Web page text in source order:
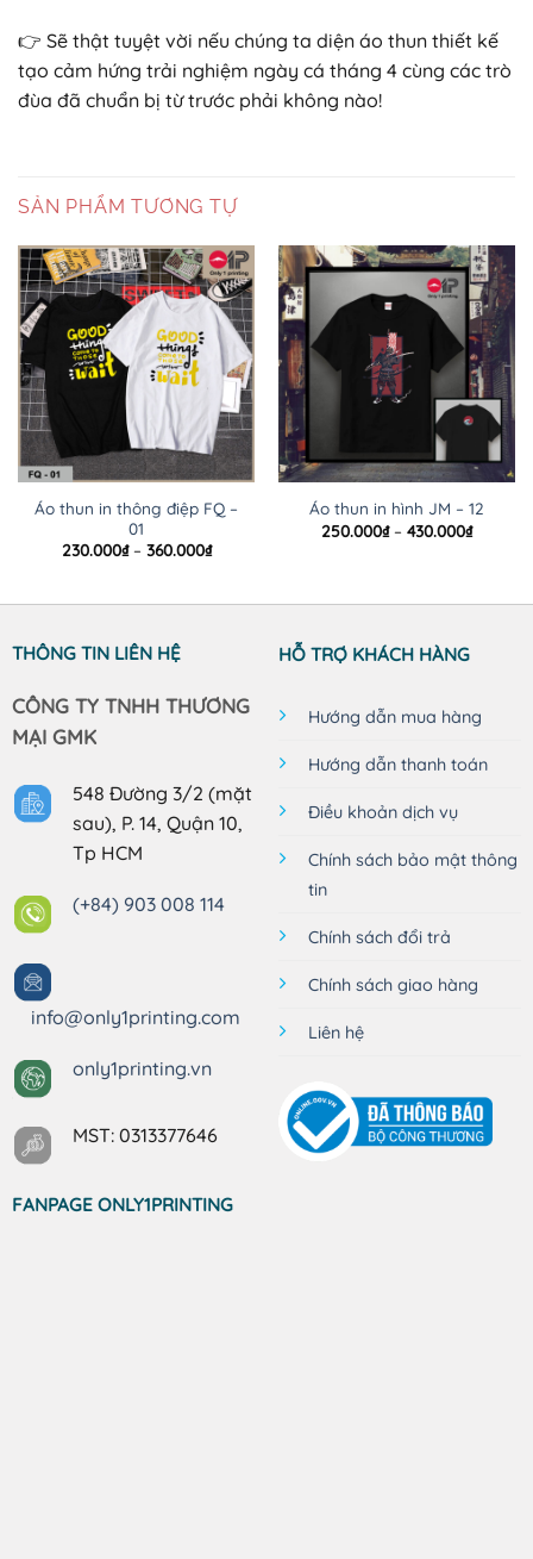
👉 Sẽ thật tuyệt vời nếu chúng ta diện áo thun thiết kế
tạo cảm hứng trải nghiệm ngày cá tháng 4 cùng các trò
đùa đã chuẩn bị từ trước phải không nào!
SẢN PHẨM TƯƠNG TỰ
Áo thun in thông điệp FQ –
01
230.000₫ – 360.000₫Khoảng
đến
Áo thun in hình JM – 12
250.000₫ – 430.000₫Khoảng
THÔNG TIN LIÊN HỆ
CÔNG TY TNHH THƯƠNG
MẠI GMK
548 Đường 3/2 (mặt
sau), P. 14, Quận 10,
Tp HCM
(+84) 903 008 114
info@only1printing.com
only1printing.vn
MST: 0313377646
HỖ TRỢ KHÁCH HÀNG
Hướng dẫn mua hàng
Hướng dẫn thanh toán
Điều khoản dịch vụ
Chính sách bảo mật thông
tin
Chính sách đổi trả
Chính sách giao hàng
Liên hệ
FANPAGE ONLY1PRINTING